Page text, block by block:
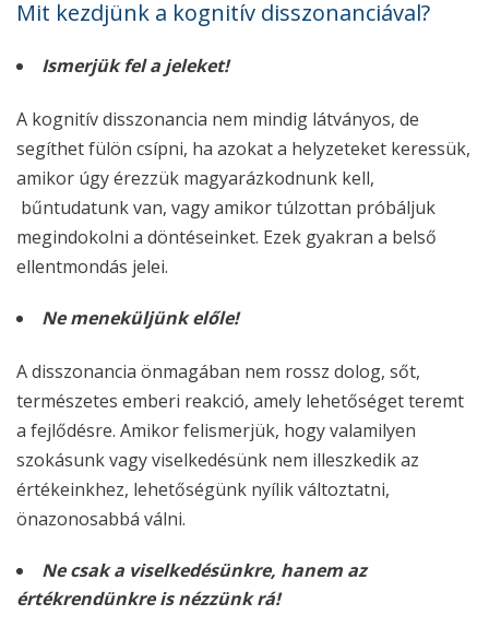
Mit kezdjünk a kognitív disszonanciával?
Ismerjük fel a jeleket!
A kognitív disszonancia nem mindig látványos, de
segíthet fülön csípni, ha azokat a helyzeteket keressük,
amikor úgy érezzük magyarázkodnunk kell,
bűntudatunk van, vagy amikor túlzottan próbáljuk
megindokolni a döntéseinket. Ezek gyakran a belső
ellentmondás jelei.
Ne meneküljünk előle!
A disszonancia önmagában nem rossz dolog, sőt,
természetes emberi reakció, amely lehetőséget teremt
a fejlődésre. Amikor felismerjük, hogy valamilyen
szokásunk vagy viselkedésünk nem illeszkedik az
értékeinkhez, lehetőségünk nyílik változtatni,
önazonosabbá válni.
Ne csak a viselkedésünkre, hanem az
értékrendünkre is nézzünk rá!